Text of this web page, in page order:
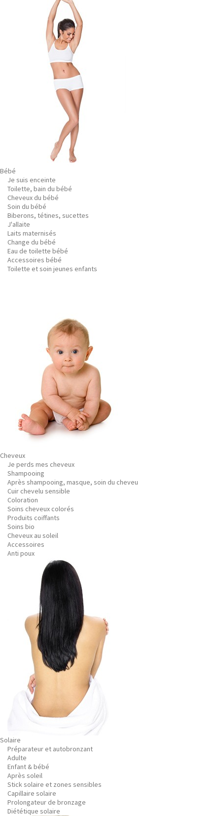
Bébé
Je suis enceinte
Toilette, bain du bébé
Cheveux du bébé
Soin du bébé
Biberons, tétines, sucettes
J'allaite
Laits maternisés
Change du bébé
Eau de toilette bébé
Accessoires bébé
Toilette et soin jeunes enfants
Cheveux
Je perds mes cheveux
Shampooing
Après shampooing, masque, soin du cheveu
Cuir chevelu sensible
Coloration
Soins cheveux colorés
Produits coiffants
Soins bio
Cheveux au soleil
Accessoires
Anti poux
Solaire
Préparateur et autobronzant
Adulte
Enfant & bébé
Après soleil
Stick solaire et zones sensibles
Capillaire solaire
Prolongateur de bronzage
Diététique solaire